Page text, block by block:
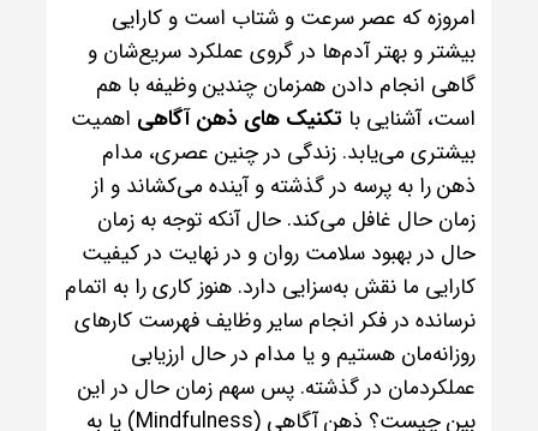
امروزه که عصر سرعت و شتاب است و کارایی
بیشتر و بهتر آدم‌ها در گروی عملکرد سریع‌شان و
گاهی انجام دادن همزمان چندین وظیفه با هم
است، آشنایی با تکنیک‌ های ذهن آگاهی اهمیت
بیشتری می‌یابد. زندگی در چنین عصری، مدام
ذهن را به پرسه در گذشته و آینده می‌کشاند و از
زمان حال غافل می‌کند. حال آنکه توجه به زمان
حال در بهبود سلامت روان و در نهایت در کیفیت
کارایی ما نقش به‌سزایی دارد. هنوز کاری را به اتمام
نرسانده در فکر انجام سایر وظایف فهرست‌ کارهای
روزانه‌مان هستیم و یا مدام در حال ارزیابی
عملکردمان در گذشته. پس سهم زمان حال در این
بین چیست؟ ذهن آگاهی (Mindfulness) یا به